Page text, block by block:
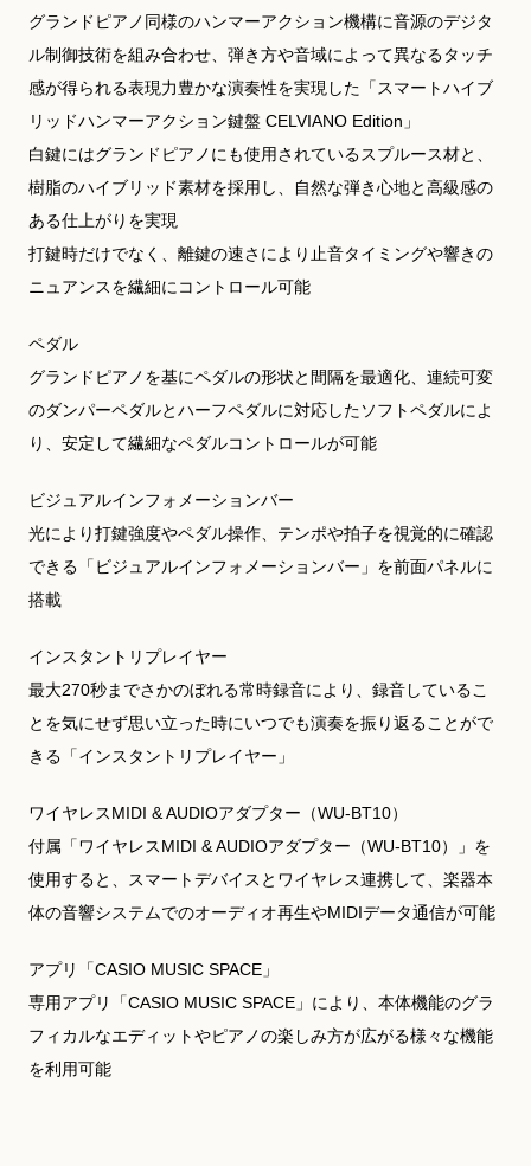
グランドピアノ同様のハンマーアクション機構に音源のデジタ
ル制御技術を組み合わせ、弾き方や音域によって異なるタッチ
感が得られる表現力豊かな演奏性を実現した「スマートハイブ
リッドハンマーアクション鍵盤 CELVIANO Edition」
白鍵にはグランドピアノにも使用されているスプルース材と、
樹脂のハイブリッド素材を採用し、自然な弾き心地と高級感の
ある仕上がりを実現
打鍵時だけでなく、離鍵の速さにより止音タイミングや響きの
ニュアンスを繊細にコントロール可能
ペダル
グランドピアノを基にペダルの形状と間隔を最適化、連続可変
のダンパーペダルとハーフペダルに対応したソフトペダルによ
り、安定して繊細なペダルコントロールが可能
ビジュアルインフォメーションバー
光により打鍵強度やペダル操作、テンポや拍子を視覚的に確認
できる「ビジュアルインフォメーションバー」を前面パネルに
搭載
インスタントリプレイヤー
最大270秒までさかのぼれる常時録音により、録音しているこ
とを気にせず思い立った時にいつでも演奏を振り返ることがで
きる「インスタントリプレイヤー」
ワイヤレスMIDI & AUDIOアダプター（WU-BT10）
付属「ワイヤレスMIDI & AUDIOアダプター（WU-BT10）」を
使用すると、スマートデバイスとワイヤレス連携して、楽器本
体の音響システムでのオーディオ再生やMIDIデータ通信が可能
アプリ「CASIO MUSIC SPACE」
専用アプリ「CASIO MUSIC SPACE」により、本体機能のグラ
フィカルなエディットやピアノの楽しみ方が広がる様々な機能
を利用可能